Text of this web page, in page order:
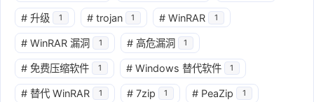
# 升级 1 # trojan 1 # WinRAR 1
# WinRAR 漏洞 1 # 高危漏洞 1
# 免费压缩软件 1 # Windows 替代软件 1
# 替代 WinRAR 1 # 7zip 1 # PeaZip 1